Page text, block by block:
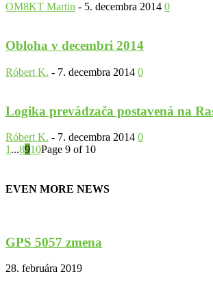
OM8KT Martin - 5. decembra 2014 0
Obloha v decembri 2014
Róbert K. - 7. decembra 2014 0
Logika prevádzača postavená na
Róbert K. - 7. decembra 2014 0
1 ...8910Page 9 of 10
EVEN MORE NEWS
GPS 5057 zmena
28. februára 2019